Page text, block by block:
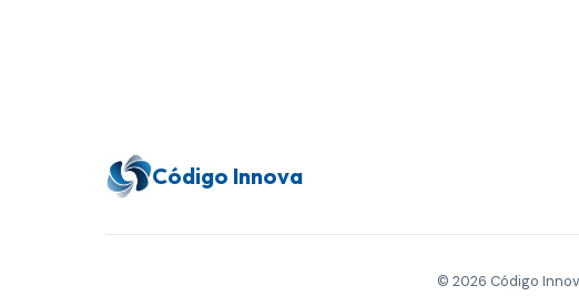
Código Innova
© 2026 Código